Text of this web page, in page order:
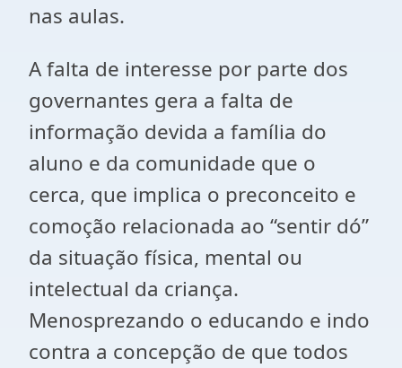
nas aulas.
A falta de interesse por parte dos
governantes gera a falta de
informação devida a família do
aluno e da comunidade que o
cerca, que implica o preconceito e
comoção relacionada ao “sentir dó”
da situação física, mental ou
intelectual da criança.
Menosprezando o educando e indo
contra a concepção de que todos